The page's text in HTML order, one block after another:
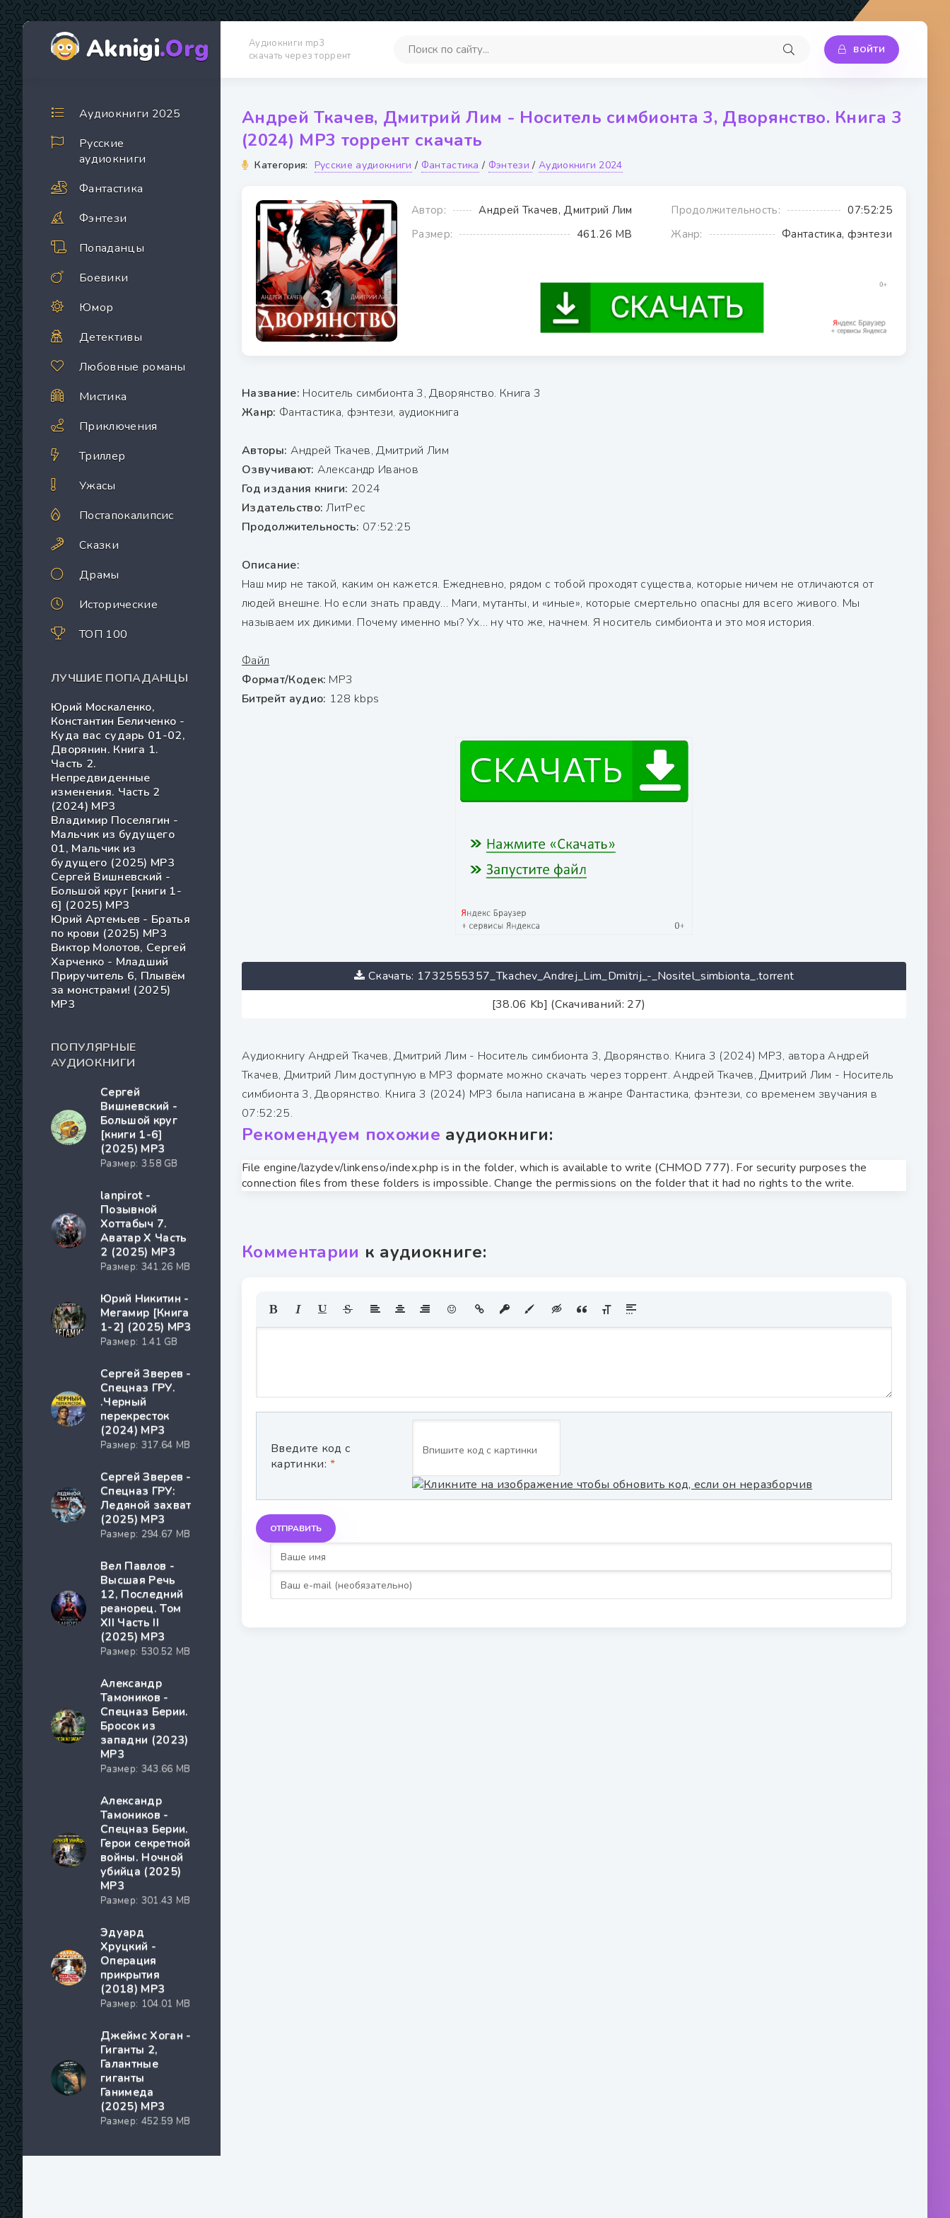
Aknigi.Org
Аудиокниги mp3
скачать через торрент
ВОЙТИ
Аудиокниги 2025
Русские
аудиокниги
Фантастика
Фэнтези
Попаданцы
Боевики
Юмор
Детективы
Любовные романы
Мистика
Приключения
Триллер
Ужасы
Постапокалипсис
Сказки
Драмы
Исторические
ТОП 100
ЛУЧШИЕ ПОПАДАНЦЫ
Юрий Москаленко,
Константин Беличенко -
Куда вас сударь 01-02,
Дворянин. Книга 1.
Часть 2.
Непредвиденные
изменения. Часть 2
(2024) МР3
Владимир Поселягин -
Мальчик из будущего
01, Мальчик из
будущего (2025) МР3
Сергей Вишневский -
Большой круг [книги 1-
6] (2025) MP3
Юрий Артемьев - Братья
по крови (2025) МР3
Виктор Молотов, Сергей
Харченко - Младший
Приручитель 6, Плывём
за монстрами! (2025)
МР3
ПОПУЛЯРНЫЕ
АУДИОКНИГИ
Сергей
Вишневский -
Большой круг
[книги 1-6]
(2025) MP3
Размер: 3.58 GB
lanpirot -
Позывной
Хоттабыч 7.
Аватар Х Часть
2 (2025) МР3
Размер: 341.26 MB
Юрий Никитин -
Мегамир [Книга
1-2] (2025) MP3
Размер: 1.41 GB
Сергей Зверев -
Спецназ ГРУ.
.Черный
перекресток
(2024) МР3
Размер: 317.64 MB
Сергей Зверев -
Спецназ ГРУ:
Ледяной захват
(2025) МР3
Размер: 294.67 MB
Вел Павлов -
Высшая Речь
12, Последний
реанорец. Том
XII Часть II
(2025) МР3
Размер: 530.52 MB
Александр
Тамоников -
Спецназ Берии.
Бросок из
западни (2023)
МР3
Размер: 343.66 MB
Александр
Тамоников -
Спецназ Берии.
Герои секретной
войны. Ночной
убийца (2025)
МР3
Размер: 301.43 MB
Эдуард
Хруцкий -
Операция
прикрытия
(2018) MP3
Размер: 104.01 MB
Джеймс Хоган -
Гиганты 2,
Галантные
гиганты
Ганимеда
(2025) МР3
Размер: 452.59 MB
Андрей Ткачев, Дмитрий Лим - Носитель симбионта 3, Дворянство. Книга 3
(2024) МР3 торрент скачать
Категория: Русские аудиокниги / Фантастика / Фэнтези/ Аудиокниги 2024
Автор: Андрей Ткачев, Дмитрий Лим Продолжительность:
07:52:25
Размер:
461.26 MB Жанр: Фантастика, фэнтези
Название: Носитель симбионта 3, Дворянство. Книга 3
Жанр: Фантастика, фэнтези, аудиокнига
Авторы: Андрей Ткачев, Дмитрий Лим
Озвучивают: Александр Иванов
Год издания книги: 2024
Издательство:ЛитРес
Продолжительность: 07:52:25
Описание:
Наш мир не такой, каким он кажется. Ежедневно, рядом с тобой проходят существа, которые ничем не отличаются от
людей внешне. Но если знать правду… Маги, мутанты, и «иные», которые смертельно опасны для всего живого. Мы
называем их дикими. Почему именно мы? Ух… ну что же, начнем. Я носитель симбионта и это моя история.
Файл
Формат/Кодек: МР3
Битрейт аудио: 128 kbps
Скачать: 1732555357_Tkachev_Andrej_Lim_Dmitrij_-_Nositel_simbionta_.torrent
[38.06 Kb] (Скачиваний: 27)
Аудиокнигу Андрей Ткачев, Дмитрий Лим - Носитель симбионта 3, Дворянство. Книга 3 (2024) МР3, автора Андрей
Ткачев, Дмитрий Лим доступную в MP3 формате можно скачать через торрент. Андрей Ткачев, Дмитрий Лим - Носитель
симбионта 3, Дворянство. Книга 3 (2024) МР3 была написана в жанре Фантастика, фэнтези, со временем звучания в
07:52:25.
Рекомендуем похожие аудиокниги:
File engine/lazydev/linkenso/index.php is in the folder, which is available to write (CHMOD 777). For security purposes the
connection files from these folders is impossible. Change the permissions on the folder that it had no rights to the write.
Комментарии к аудиокниге:
Введите код с
картинки:
ОТПРАВИТЬ